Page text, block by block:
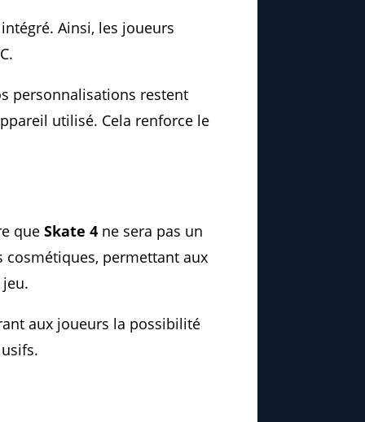
Ainsi, les joueurs
personnalisations restent
utilisé. Cela renforce le
que Skate 4 ne sera pas un
permettant aux
aux joueurs la possibilité